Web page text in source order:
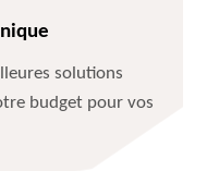
solutions
budget pour vos